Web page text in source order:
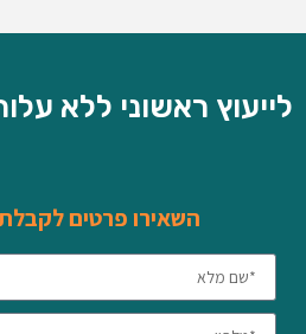
לייעוץ ראשוני ללא
השאירו פרטים